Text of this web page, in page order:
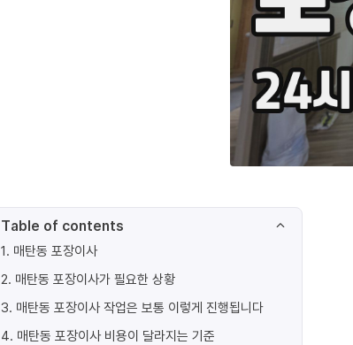
Table of contents
1. 매탄동 포장이사
2. 매탄동 포장이사가 필요한 상황
3. 매탄동 포장이사 작업은 보통 이렇게 진행됩니다
4. 매탄동 포장이사 비용이 달라지는 기준